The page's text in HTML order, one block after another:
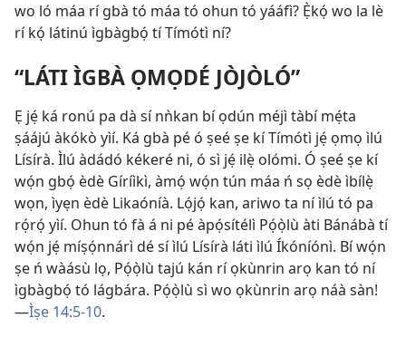
wo ló máa rí gbà tó máa tó ohun tó yááfì? Ẹ̀kọ́ wo la lè
rí kọ́ látinú ìgbàgbọ́ tí Tímótì ní?
“LÁTI ÌGBÀ ỌMỌDÉ JÒJÒLÓ”
Ẹ jẹ́ ká ronú pa dà sí nǹkan bí ọdún méjì tàbí mẹ́ta
ṣáájú àkókò yìí. Ká gbà pé ó ṣeé ṣe kí Tímótì jẹ́ ọmọ ìlú
Lísírà. Ìlú àdádó kékeré ni, ó sì jẹ́ ilẹ̀ olómi. Ó ṣeé ṣe kí
wọ́n gbọ́ èdè Gíríìkì, àmọ́ wọ́n tún máa ń sọ èdè ìbílẹ̀
wọn, ìyẹn èdè Likaóníà. Lọ́jọ́ kan, ariwo ta ní ìlú tó pa
rọ́rọ́ yìí. Ohun tó fà á ni pé àpọ́sítélì Pọ́ọ̀lù àti Bánábà tí
wọ́n jẹ́ míṣọ́nnárì dé sí ìlú Lísírà láti ìlú Íkóníónì. Bí wọ́n
ṣe ń wàásù lọ, Pọ́ọ̀lù tajú kán rí ọkùnrin arọ kan tó ní
ìgbàgbọ́ tó lágbára. Pọ́ọ̀lù sì wo ọkùnrin arọ náà sàn!
—Ìṣe 14:5-10.